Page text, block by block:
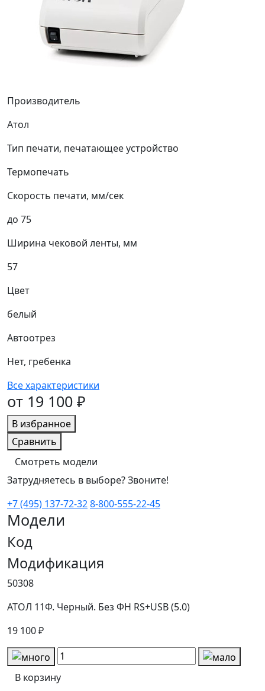
Производитель
Атол
Тип печати, печатающее устройство
Термопечать
Скорость печати, мм/сек
до 75
Ширина чековой ленты, мм
57
Цвет
белый
Автоотрез
Нет, гребенка
Все характеристики
от 19 100 ₽
В избранное
Сравнить
Смотреть модели
Затрудняетесь в выборе? Звоните!
+7 (495) 137-72-328-800-555-22-45
Модели
Код
Модификация
50308
АТОЛ 11Ф. Черный. Без ФН RS+USB (5.0)
19 100 ₽
В корзину